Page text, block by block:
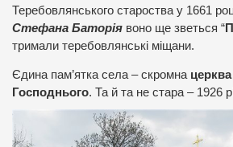
Теребовлянського староства у 1661
Стефана Баторія воно ще зветься “
тримали теребовлянські міщани.
Єдина пам’ятка села – скромна
Господнього. Та й та не стара – 1926